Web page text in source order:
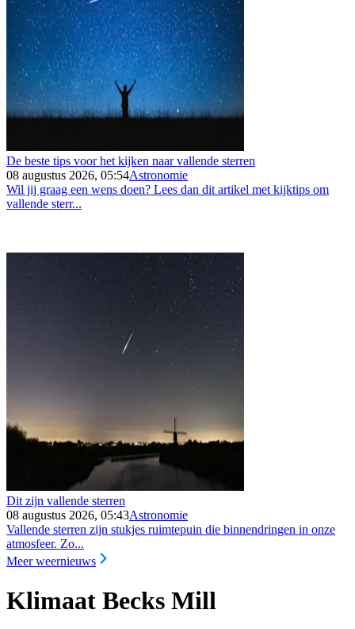
De beste tips voor het kijken naar vallende sterren
08 augustus 2026, 05:54Astronomie
Wil jij graag een wens doen? Lees dan dit artikel met kijktips om
vallende sterr...
Dit zijn vallende sterren
08 augustus 2026, 05:43Astronomie
Vallende sterren zijn stukjes ruimtepuin die binnendringen in onze
atmosfeer. Zo...
Meer weernieuws
Klimaat Becks Mill